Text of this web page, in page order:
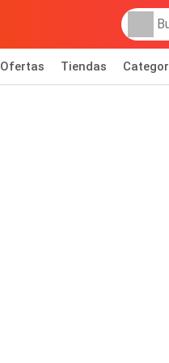
Ofertas Tiendas